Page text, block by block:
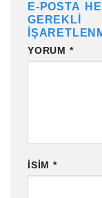
E-POSTA
YORUM *
İSIM *